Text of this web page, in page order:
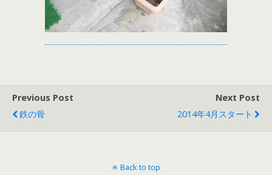
Previous Post
鉄の骨
Next Post
2014年4月スタート
Back to top